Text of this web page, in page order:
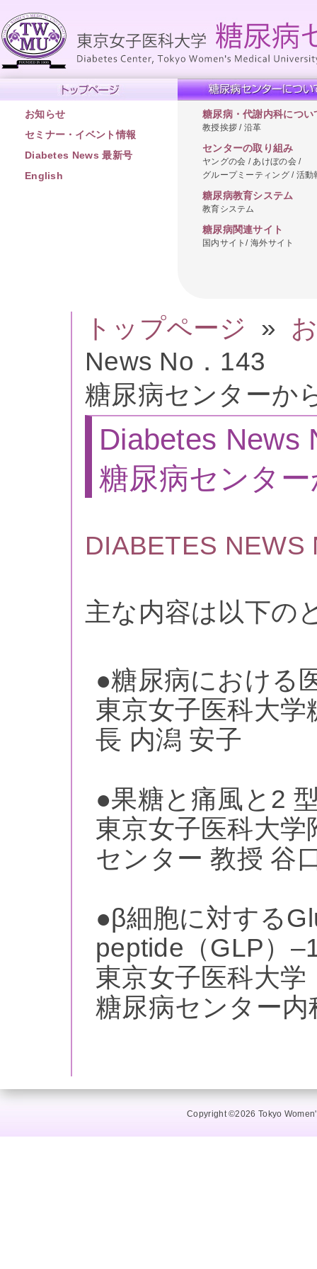
お知らせ
セミナー・イベント情報
Diabetes News 最新号
English
糖尿病・代謝内科につい
教授挨拶 / 沿革
センターの取り組み
ヤングの会 / あけぼの会 /
グループミーティング / 活動
糖尿病教育システム
教育システム
糖尿病関連サイト
国内サイト/ 海外サイト
トップページ »
News No．143
糖尿病センターか
Diabetes News
糖尿病センタ
DIABETES NEWS
主な内容は以下の
●糖尿病における
東京女子医科大
長 内潟 安子
●果糖と痛風と2
東京女子医科大
センター 教授 谷
●β細胞に対する
peptide（GLP）
東京女子医科大学
糖尿病センター
Copyright ©2026 Tokyo